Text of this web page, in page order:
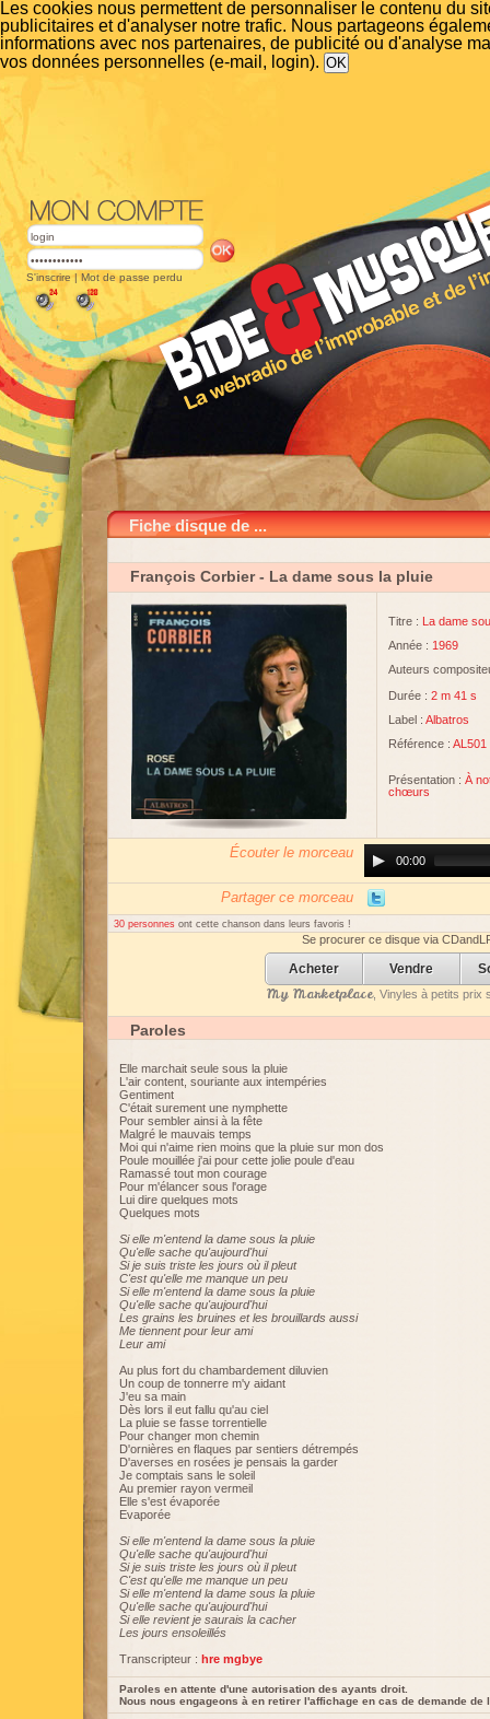
Les cookies nous permettent de personnaliser le contenu du
publicitaires et d'analyser notre trafic. Nous partageons
informations avec nos partenaires, de publicité ou d'analyse
vos données personnelles (e-mail, login).
S'inscrire | Mot de passe perdu
Fiche disque de ...
François Corbier- La dame sous la pluie
Titre : La dame
Année : 1969
Auteurs
Durée : 2 m 41 s
Label : Albatros
Référence : AL501
Présentation : À
chœurs
Écouter le morceau
Player00:00
Partager ce morceau
30 personnes ont cette chanson dans leurs favoris !
Se procurer ce disque via
Acheter Vendre
My Marketplace, Vinyles à petits prix
Paroles
Elle marchait seule sous la pluie
L'air content, souriante aux intempéries
Gentiment
C'était surement une nymphette
Pour sembler ainsi à la fête
Malgré le mauvais temps
Moi qui n'aime rien moins que la pluie sur mon dos
Poule mouillée j'ai pour cette jolie poule d'eau
Ramassé tout mon courage
Pour m'élancer sous l'orage
Lui dire quelques mots
Quelques mots
Si elle m'entend la dame sous la pluie
Qu'elle sache qu'aujourd'hui
Si je suis triste les jours où il pleut
C'est qu'elle me manque un peu
Si elle m'entend la dame sous la pluie
Qu'elle sache qu'aujourd'hui
Les grains les bruines et les brouillards aussi
Me tiennent pour leur ami
Leur ami
Au plus fort du chambardement diluvien
Un coup de tonnerre m'y aidant
J'eu sa main
Dès lors il eut fallu qu'au ciel
La pluie se fasse torrentielle
Pour changer mon chemin
D'ornières en flaques par sentiers détrempés
D'averses en rosées je pensais la garder
Je comptais sans le soleil
Au premier rayon vermeil
Elle s'est évaporée
Evaporée
Si elle m'entend la dame sous la pluie
Qu'elle sache qu'aujourd'hui
Si je suis triste les jours où il pleut
C'est qu'elle me manque un peu
Si elle m'entend la dame sous la pluie
Qu'elle sache qu'aujourd'hui
Si elle revient je saurais la cacher
Les jours ensoleillés
Transcripteur : hre mgbye
Paroles en attente d'une autorisation des ayants droit.
Nous nous engageons à en retirer l'affichage en cas de demande de